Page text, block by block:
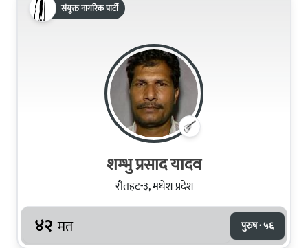
संयुक्त नागरिक पार्टी
शम्‍भु प्रसाद यादव
रौतहट-३, मधेश प्रदेश
४२ मत पुरुष · ५६